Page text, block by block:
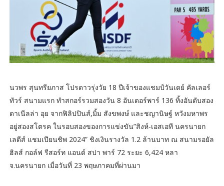
นวพร สุนทรียภาส โปรดาวรุ่งวัย 18 ปีเจ้าของแชมป์วันเดย์ คัลเลอร์
ทัวร์ สนามแรก ทำสกอร์รวมสองวัน 8 อันเดอร์พาร์ 136 ทิ้งอันดับสอง
ดาเนีลล่า อุย จากฟิลิปปินส์,มิ้ม สังขพงษ์ และชญานิษฐ์ หวังมหาพร
อยู่สองสโตรค ในรอบสองของการแข่งขัน”สิงห์-เอสเอที นครนายก
เลดีส์ แชมเปียนชิพ 2024” ชิงเงินรางวัล 1.2 ล้านบาท ณ สนามรอยัล
ฮิลส์ กอล์ฟ รีสอร์ท แอนด์ สปา พาร์ 72 ระยะ 6,424 หลา
จ.นครนายก เมื่อวันที่ 23 พฤษภาคมที่ผ่านมา